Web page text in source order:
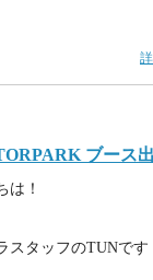
ブース
は！
スタッフのTUNです